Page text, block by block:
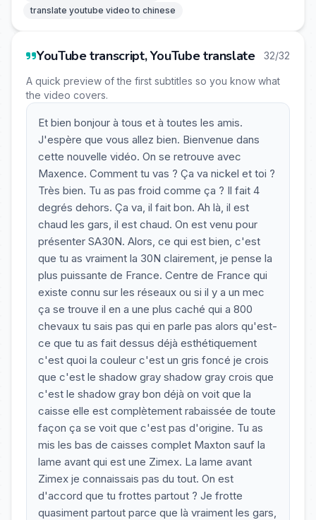
translate youtube video to chinese
YouTube transcript, YouTube translate 32/32
A quick preview of the first subtitles so you know what
the video covers.
Et bien bonjour à tous et à toutes les amis.
J'espère que vous allez bien. Bienvenue dans
cette nouvelle vidéo. On se retrouve avec
Maxence. Comment tu vas ? Ça va nickel et toi ?
Très bien. Tu as pas froid comme ça ? Il fait 4
degrés dehors. Ça va, il fait bon. Ah là, il est
chaud les gars, il est chaud. On est venu pour
présenter SA30N. Alors, ce qui est bien, c'est
que tu as vraiment la 30N clairement, je pense la
plus puissante de France. Centre de France qui
existe connu sur les réseaux ou si il y a un mec
ça se trouve il en a une plus caché qui a 800
chevaux tu sais pas qui en parle pas alors qu'est-
ce que tu as fait dessus déjà esthétiquement
c'est quoi la couleur c'est un gris foncé je crois
que c'est le shadow gray shadow gray crois que
c'est le shadow gray bon déjà on voit que la
caisse elle est complètement rabaissée de toute
façon ça se voit que c'est pas d'origine. Tu as
mis les bas de caisses complet Maxton sauf la
lame avant qui est une Zimex. La lame avant
Zimex je connaissais pas du tout. On est
d'accord que tu frottes partout ? Je frotte
quasiment partout parce que là vraiment les gars,